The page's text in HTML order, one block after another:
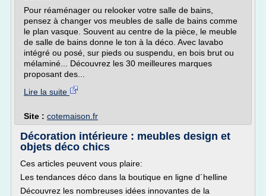
Pour réaménager ou relooker votre salle de bains,
pensez à changer vos meubles de salle de bains comme
le plan vasque. Souvent au centre de la pièce, le meuble
de salle de bains donne le ton à la déco. Avec lavabo
intégré ou posé, sur pieds ou suspendu, en bois brut ou
mélaminé... Découvrez les 30 meilleures marques
proposant des...
Lire la suite
Site : cotemaison.fr
Décoration intérieure : meubles design et
objets déco chics
Ces articles peuvent vous plaire:
Les tendances déco dans la boutique en ligne d´helline
Découvrez les nombreuses idées innovantes de la